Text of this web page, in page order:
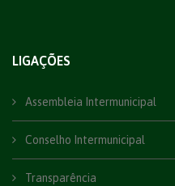
LIGAÇÕES
Assembleia Intermunicipal
Conselho Intermunicipal
Transparência